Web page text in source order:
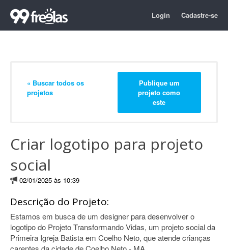
Login Cadastre-se
« Buscar todos os
projetos
Publique um
projeto como
este
Criar logotipo para projeto
social
02/01/2025 às 10:39
Descrição do Projeto:
Estamos em busca de um designer para desenvolver o
logotipo do Projeto Transformando Vidas, um projeto social da
Primeira Igreja Batista em Coelho Neto, que atende crianças